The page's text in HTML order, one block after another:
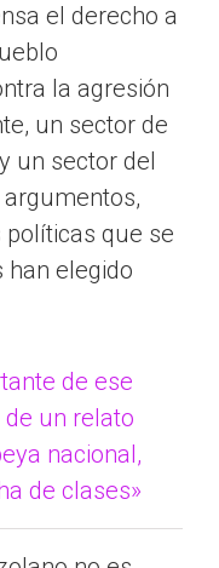
el derecho a
la agresión
un sector de
un sector del
que se
elegido
de ese
un relato
nacional,
de clases»